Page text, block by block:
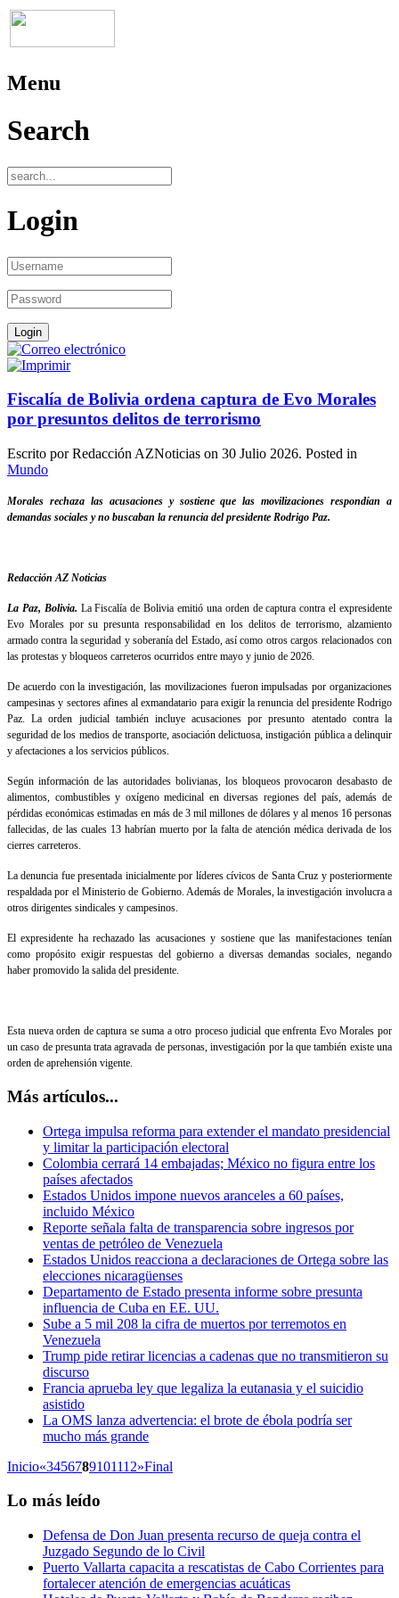
Menu
Search
Login
Fiscalía de Bolivia ordena captura de Evo Morales
por presuntos delitos de terrorismo
Escrito por Redacción AZNoticias on 30 Julio 2026. Posted in
Mundo
Morales rechaza las acusaciones y sostiene que las movilizaciones respondían a
demandas sociales y no buscaban la renuncia del presidente Rodrigo Paz.
Redacción AZ Noticias
La Paz, Bolivia. La Fiscalía de Bolivia emitió una orden de captura contra el expresidente
Evo Morales por su presunta responsabilidad en los delitos de terrorismo, alzamiento
armado contra la seguridad y soberanía del Estado, así como otros cargos relacionados con
las protestas y bloqueos carreteros ocurridos entre mayo y junio de 2026.
De acuerdo con la investigación, las movilizaciones fueron impulsadas por organizaciones
campesinas y sectores afines al exmandatario para exigir la renuncia del presidente Rodrigo
Paz. La orden judicial también incluye acusaciones por presunto atentado contra la
seguridad de los medios de transporte, asociación delictuosa, instigación pública a delinquir
y afectaciones a los servicios públicos.
Según información de las autoridades bolivianas, los bloqueos provocaron desabasto de
alimentos, combustibles y oxígeno medicinal en diversas regiones del país, además de
pérdidas económicas estimadas en más de 3 mil millones de dólares y al menos 16 personas
fallecidas, de las cuales 13 habrían muerto por la falta de atención médica derivada de los
cierres carreteros.
La denuncia fue presentada inicialmente por líderes cívicos de Santa Cruz y posteriormente
respaldada por el Ministerio de Gobierno. Además de Morales, la investigación involucra a
otros dirigentes sindicales y campesinos.
El expresidente ha rechazado las acusaciones y sostiene que las manifestaciones tenían
como propósito exigir respuestas del gobierno a diversas demandas sociales, negando
haber promovido la salida del presidente.
Esta nueva orden de captura se suma a otro proceso judicial que enfrenta Evo Morales por
un caso de presunta trata agravada de personas, investigación por la que también existe una
orden de aprehensión vigente.
Más artículos...
Ortega impulsa reforma para extender el mandato presidencial
y limitar la participación electoral
Colombia cerrará 14 embajadas; México no figura entre los
países afectados
Estados Unidos impone nuevos aranceles a 60 países,
incluido México
Reporte señala falta de transparencia sobre ingresos por
ventas de petróleo de Venezuela
Estados Unidos reacciona a declaraciones de Ortega sobre las
elecciones nicaragüenses
Departamento de Estado presenta informe sobre presunta
influencia de Cuba en EE. UU.
Sube a 5 mil 208 la cifra de muertos por terremotos en
Venezuela
Trump pide retirar licencias a cadenas que no transmitieron su
discurso
Francia aprueba ley que legaliza la eutanasia y el suicidio
asistido
La OMS lanza advertencia: el brote de ébola podría ser
mucho más grande
Inicio«3456789101112»Final
Lo más leído
Defensa de Don Juan presenta recurso de queja contra el
Juzgado Segundo de lo Civil
Puerto Vallarta capacita a rescatistas de Cabo Corrientes para
fortalecer atención de emergencias acuáticas